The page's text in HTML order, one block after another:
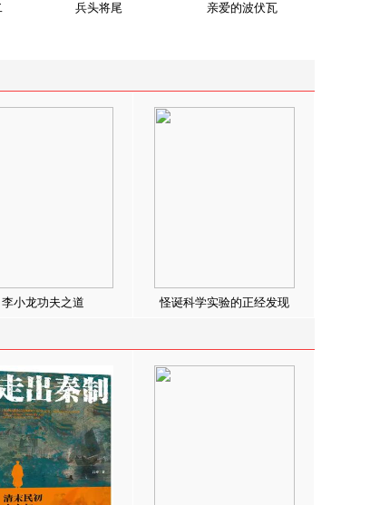
兵头将尾 亲爱的波伏瓦
李小龙功夫之道 怪诞科学实验的正经发现